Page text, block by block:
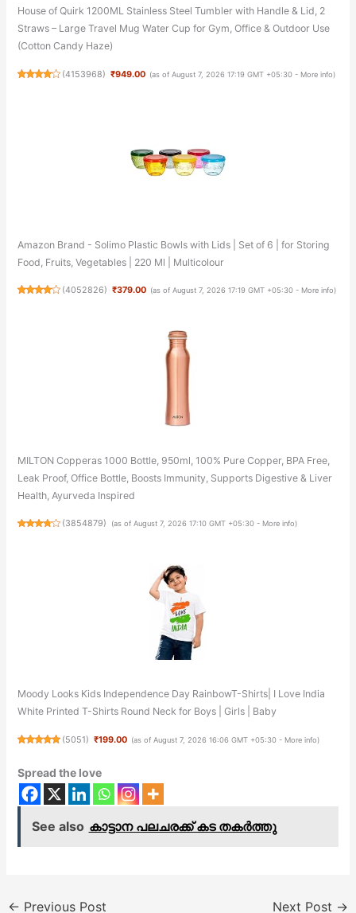
House of Quirk 1200ML Stainless Steel Tumbler with Handle & Lid, 2
Straws – Large Travel Mug Water Cup for Gym, Office & Outdoor Use
(Cotton Candy Haze)
(4153968) ₹949.00 (as of August 7, 2026 17:19 GMT +05:30 - More info)
Amazon Brand - Solimo Plastic Bowls with Lids | Set of 6 | for Storing
Food, Fruits, Vegetables | 220 Ml | Multicolour
(4052826) ₹379.00 (as of August 7, 2026 17:19 GMT +05:30 - More info)
MILTON Copperas 1000 Bottle, 950ml, 100% Pure Copper, BPA Free,
Leak Proof, Office Bottle, Boosts Immunity, Supports Digestive & Liver
Health, Ayurveda Inspired
(3854879) (as of August 7, 2026 17:10 GMT +05:30 - More info)
Moody Looks Kids Independence Day RainbowT-Shirts| I Love India
White Printed T-Shirts Round Neck for Boys | Girls | Baby
(5051) ₹199.00 (as of August 7, 2026 16:06 GMT +05:30 - More info)
Spread the love
See also കാട്ടാന പലചരക്ക് കട തകർത്തു
← Previous Post Next Post →